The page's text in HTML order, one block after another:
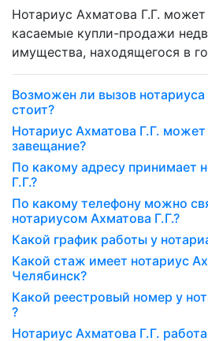
Нотариус Ахматова Г.Г. может
касаемые купли-продажи
имущества, находящегося в
Возможен ли вызов
стоит?
Нотариус Ахматова Г.Г.
завещание?
По какому адресу принимает
Г.Г.?
По какому телефону можно
нотариусом Ахматова Г.Г.?
Какой график работы у
Какой стаж имеет нотариус
Челябинск?
Какой реестровый номер у
?
Нотариус Ахматова Г.Г.